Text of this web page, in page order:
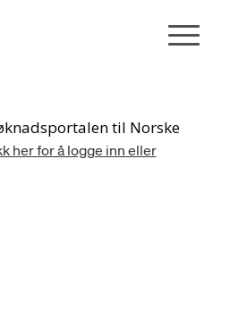
til Norske
her for å logge inn eller